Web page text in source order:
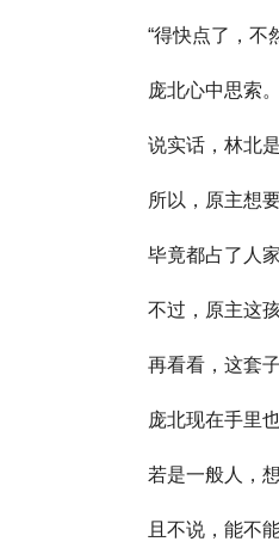
“得快点了，不
庞北心中思索。
说实话，林北
所以，原主想
毕竟都占了人
不过，原主这
再看看，这套
庞北现在手里
若是一般人，
且不说，能不